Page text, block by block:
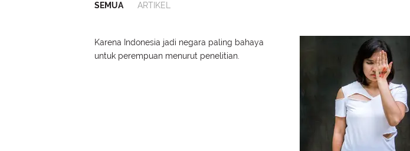
SEMUA ARTIKEL
Karena Indonesia jadi negara paling bahaya
untuk perempuan menurut penelitian.